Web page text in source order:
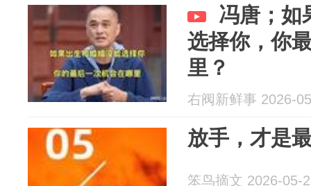
冯唐；如
选择你，你
里？
右阀新鲜事 2026-
放手，才是
笨鸟摘文 2026-05-